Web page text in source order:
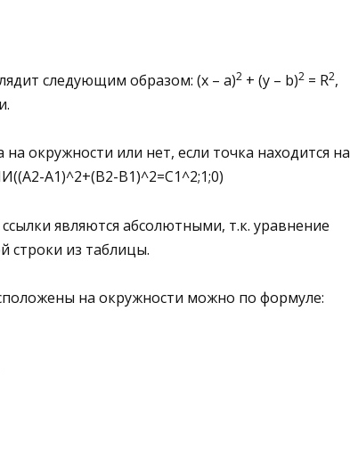
следующим образом: (x – a)2 + (y – b)2 = R2,
окружности или нет, если точка находится на
A1)^2+(B2-B1)^2=C1^2;1;0)
являются абсолютными, т.к. уравнение
строки из таблицы.
на окружности можно по формуле: